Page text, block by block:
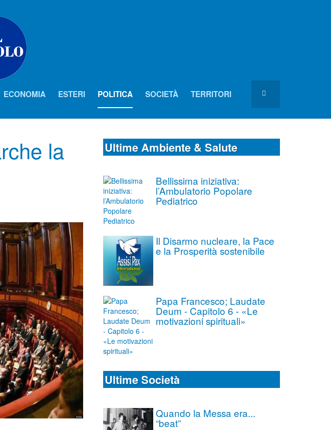
ECONOMIA ESTERI POLITICA SOCIETÀ TERRITORI
la Ultime Ambiente & Salute
Bellissima iniziativa:
l’Ambulatorio Popolare
Pediatrico
Il Disarmo nucleare, la Pace
e la Prosperità sostenibile
Papa Francesco; Laudate
Deum - Capitolo 6 - «Le
motivazioni spirituali»
Ultime Società
Quando la Messa era...
“beat”